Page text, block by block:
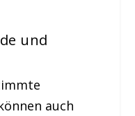
und
auch